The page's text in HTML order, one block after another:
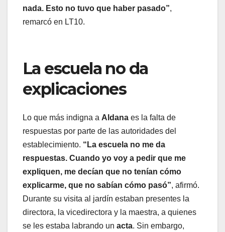
nada. Esto no tuvo que haber pasado”,
remarcó en LT10.
La escuela no da
explicaciones
Lo que más indigna a Aldana es la falta de
respuestas por parte de las autoridades del
establecimiento. “La escuela no me da
respuestas. Cuando yo voy a pedir que me
expliquen, me decían que no tenían cómo
explicarme, que no sabían cómo pasó”, afirmó.
Durante su visita al jardín estaban presentes la
directora, la vicedirectora y la maestra, a quienes
se les estaba labrando un acta. Sin embargo,